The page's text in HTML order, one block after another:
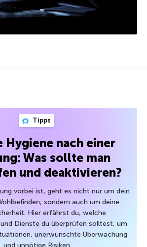
Tipps
Hygiene nach einer
Was sollte man
und deaktivieren?
vorbei ist, geht es nicht nur um dein
sondern auch um deine
Hier erfährst du, welche
Dienste du überprüfen solltest, um
unerwünschte Überwachung
und unnötige Risiken